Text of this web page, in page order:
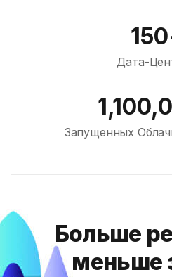
Дата-
Запущенных
Больше
меньше